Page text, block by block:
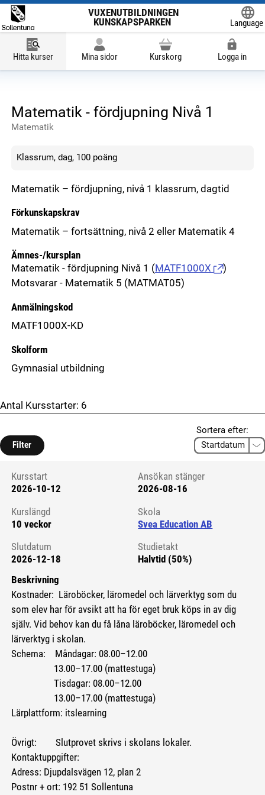
VUXENUTBILDNINGEN
KUNSKAPSPARKEN
Language
Hitta kurser Mina sidor Kurskorg Logga in
Matematik - fördjupning Nivå 1
Matematik
Klassrum, dag, 100 poäng
Matematik – fördjupning, nivå 1 klassrum, dagtid
Förkunskapskrav
Matematik – fortsättning, nivå 2 eller Matematik 4
Ämnes-/kursplan
Matematik - fördjupning Nivå 1 (MATF1000X
)
Motsvarar - Matematik 5 (MATMAT05)
Anmälningskod
MATF1000X-KD
Skolform
Gymnasial utbildning
Antal Kursstarter: 6
Filter
Sortera efter:
Kursstart 6167436
Kursstart
2026-10-12
Ansökan stänger
2026-08-16
Kurslängd
10 veckor
Skola
Svea Education AB
Slutdatum
2026-12-18
Studietakt
Halvtid (50%)
Beskrivning
Kostnader: Läroböcker, läromedel och lärverktyg som du
som elev har för avsikt att ha för eget bruk köps in av dig
själv. Vid behov kan du få låna läroböcker, läromedel och
lärverktyg i skolan.
Schema: Måndagar: 08.00–12.00
13.00–17.00 (mattestuga)
Tisdagar: 08.00–12.00
13.00–17.00 (mattestuga)
Lärplattform: itslearning
Övrigt: Slutprovet skrivs i skolans lokaler.
Kontaktuppgifter:
Adress: Djupdalsvägen 12, plan 2
Postnr + ort: 192 51 Sollentuna